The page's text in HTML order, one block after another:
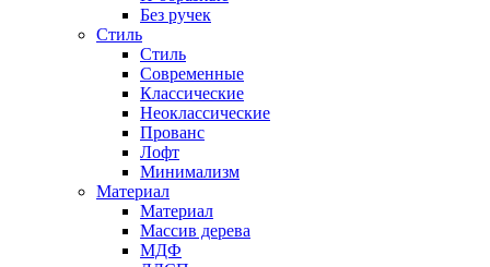
Без ручек
Стиль
Стиль
Современные
Классические
Неоклассические
Прованс
Лофт
Минимализм
Материал
Материал
Массив дерева
МДФ